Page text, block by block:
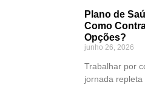
Plano de
Como
Opções?
junho 26, 2026
Trabalhar por
jornada repleta